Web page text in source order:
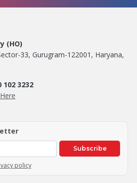
(HO)
33, Gurugram-122001, Haryana,
102 3232
Subscribe
policy